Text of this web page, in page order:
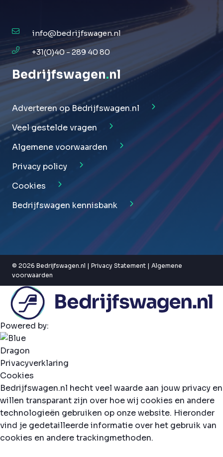
info@bedrijfswagen.nl
+31(0)40 - 289 40 80
Bedrijfswagen.nl
Adverteren op Bedrijfswagen.nl
Veel gestelde vragen
Algemene voorwaarden
Privacy policy
Cookies
Bedrijfswagen kennisbank
© 2026 Bedrijfswagen.nl | Privacy Statement | Algemene
voorwaarden
Powered by:
Privacyverklaring
Cookies
Bedrijfswagen.nl hecht veel waarde aan jouw privacy en
willen transparant zijn over hoe wij cookies en andere
technologieën gebruiken op onze website. Hieronder
vind je gedetailleerde informatie over het gebruik van
cookies en andere trackingmethoden.